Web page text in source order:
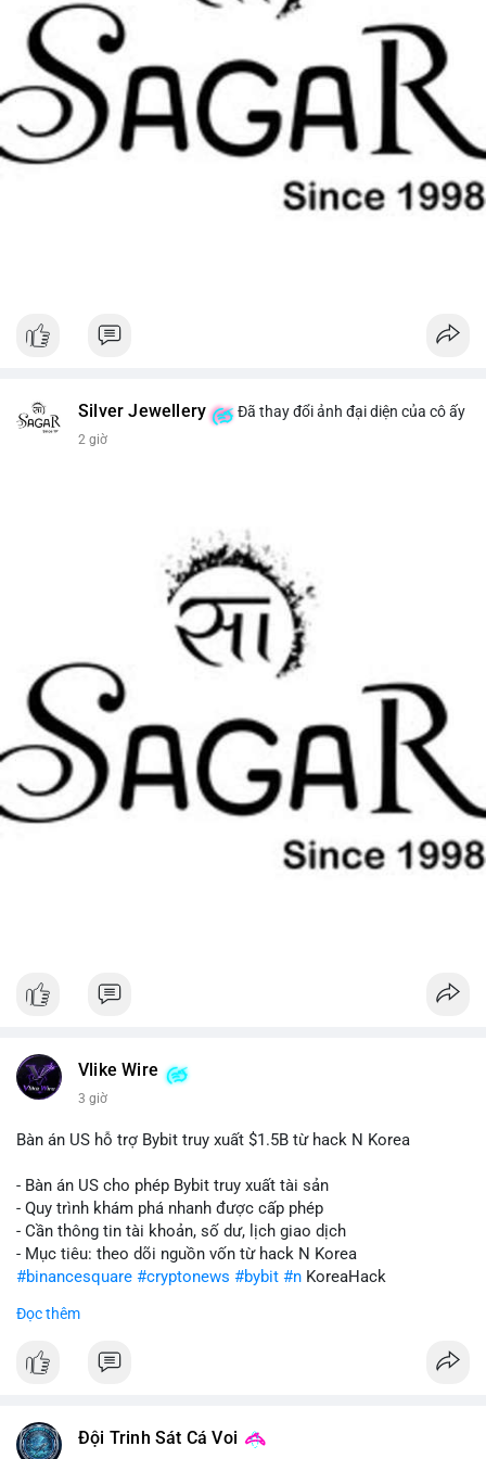
Silver Jewellery Đã thay đổi ảnh đại diện của cô ấy
2 giờ
Vlike Wire
3 giờ
Bàn án US hỗ trợ Bybit truy xuất $1.5B từ hack N Korea
- Bàn án US cho phép Bybit truy xuất tài sản
- Quy trình khám phá nhanh được cấp phép
- Cần thông tin tài khoản, số dư, lịch giao dịch
- Mục tiêu: theo dõi nguồn vốn từ hack N Korea
#binancesquare #cryptonews #bybit #n KoreaHack
$btc $eth
#vlikevn #titanbot
Đọc thêm
Đội Trinh Sát Cá Voi